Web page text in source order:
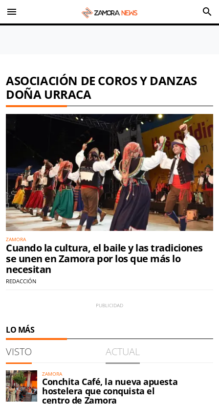
menu search
ASOCIACIÓN DE COROS Y DANZAS
DOÑA URRACA
ZAMORA
Cuando la cultura, el baile y las tradiciones
se unen en Zamora por los que más lo
necesitan
REDACCIÓN
LO MÁS
VISTO ACTUAL
ZAMORA
Conchita Café, la nueva apuesta
hostelera que conquista el
centro de Zamora